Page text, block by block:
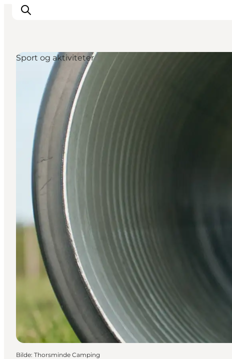
Inspirasjon
Reisemål
Aktiviteter
Overnatting
Planlegg reisen
Sport og aktiviteter
Bilde: Thorsminde Camping